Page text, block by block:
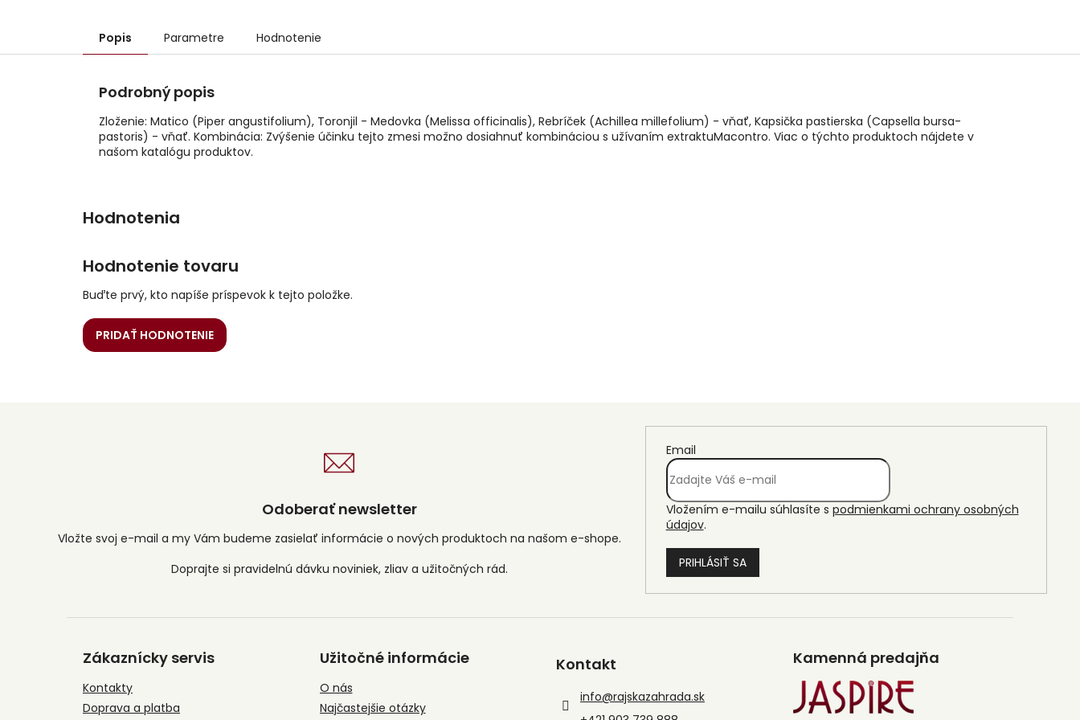
Popis Parametre Hodnotenie
Podrobný popis
Zloženie: Matico (Piper angustifolium), Toronjil - Medovka (Melissa officinalis), Rebríček (Achillea millefolium) - vňať, Kapsička pastierska (Capsella bursa-
pastoris) - vňať. Kombinácia: Zvýšenie účinku tejto zmesi možno dosiahnuť kombináciou s užívaním extraktuMacontro. Viac o týchto produktoch nájdete v
našom katalógu produktov.
Hodnotenie tovaru
Buďte prvý, kto napíše príspevok k tejto položke.
PRIDAŤ HODNOTENIE
Odoberať newsletter
Vložte svoj e-mail a my Vám budeme zasielať informácie o nových produktoch na našom e-shope.
Email
Vložením e-mailu súhlasíte s podmienkami ochrany osobných
údajov.
PRIHLÁSIŤ SA
Zákaznícky servis
Kontakty
Doprava a platba
Užitočné informácie
O nás
Najčastejšie otázky
Kontakt
info@rajskazahrada.sk
Kamenná predajňa